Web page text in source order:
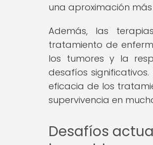
una aproximación
Además, las
tratamiento de
los tumores y la
desafíos
eficacia de los
supervivencia en
Desafíos